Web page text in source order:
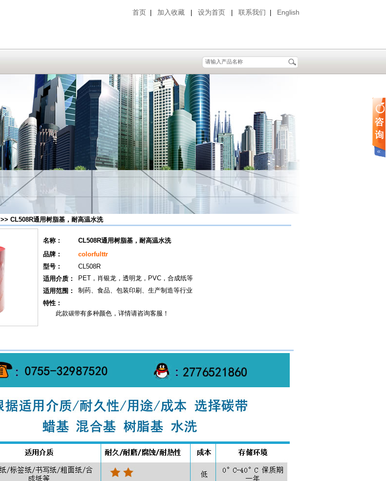
首页 加入收藏 设为首页 联系我们 English
>> CL508R通用树脂基，耐高温水洗
名称：
CL508R通用树脂基，耐高温水洗
品牌：
colorfulttr
型号：
CL508R
适用介质：
PET，肖银龙，透明龙，PVC，合成纸等
适用范围：
制药、食品、包装印刷、生产制造等行业
特性：
此款碳带有多种颜色，详情请咨询客服！